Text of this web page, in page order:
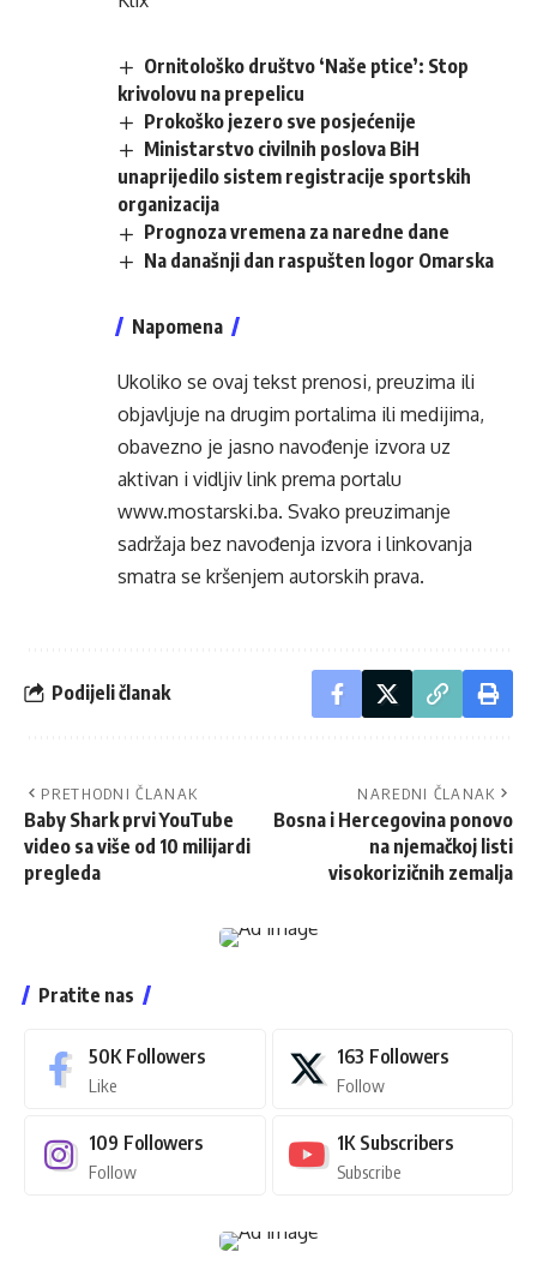
Ornitološko društvo ‘Naše ptice’: Stop
krivolovu na prepelicu
Prokoško jezero sve posjećenije
Ministarstvo civilnih poslova BiH
unaprijedilo sistem registracije sportskih
organizacija
Prognoza vremena za naredne dane
Na današnji dan raspušten logor Omarska
Napomena
Ukoliko se ovaj tekst prenosi, preuzima ili
objavljuje na drugim portalima ili medijima,
obavezno je jasno navođenje izvora uz
aktivan i vidljiv link prema portalu
www.mostarski.ba. Svako preuzimanje
sadržaja bez navođenja izvora i linkovanja
smatra se kršenjem autorskih prava.
Podijeli članak
PRETHODNI ČLANAK
Baby Shark prvi YouTube
video sa više od 10 milijardi
pregleda
NAREDNI ČLANAK
Bosna i Hercegovina ponovo
na njemačkoj listi
visokorizičnih zemalja
Pratite nas
50K Followers
Like
163 Followers
Follow
109 Followers
Follow
1K Subscribers
Subscribe